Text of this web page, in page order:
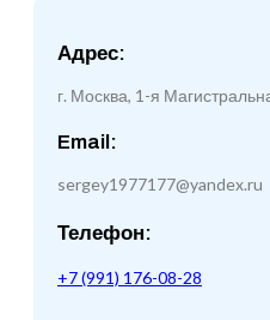
Адрес:
г. Москва, 1-я
Email:
sergey1977177@yandex.ru
Телефон:
+7 (991) 176-08-28